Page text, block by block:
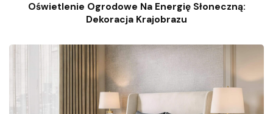
Oświetlenie Ogrodowe Na Energię Słoneczną:
Dekoracja Krajobrazu